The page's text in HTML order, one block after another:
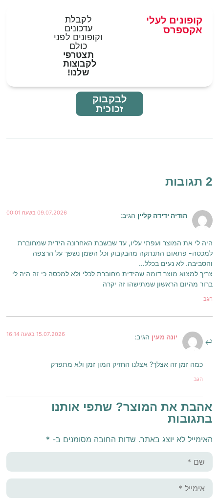
לקבלת
עדכונים
וקופונים לפני
כולם
תצטרפי
לקבוצות
שלנו!
קופונים לעלי
אקספרס
לבקבוק
זכוכית
2 תגובות
הודיה ידידה קליין הגיב: 09.07.2026 בשעה 00:01
היה לי את המוצר ועפתי עליו, עד שבשבת האחרונה הידית שמחוברת
למכסה- פתאום התנתקה מהבקבוק וכל השמן נשפך על הרצפה
והסביבה. לא נעים בכלל…
צריך למצוא מוצר דומה שהידית מחוברת לכלי ולא למכסה כי זה היה לי
ברור מהיום הראשון שמתישהו זה יקרה
הגב
יונה מעין הגיב: 15.07.2026 בשעה 16:14
כמה זמן זה אצלך? אצלנו החזיק המון זמן ולא מתפרק
הגב
אהבת את המוצר? שתפי אותנו
בתגובות
האימייל לא יוצג באתר. שדות החובה מסומנים ב- *